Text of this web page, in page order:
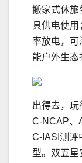
搬家式休旅
具供电使用
率放电，可
能户外生态
出得去，
C-NCAP、
C-IASI测评
型。双五星